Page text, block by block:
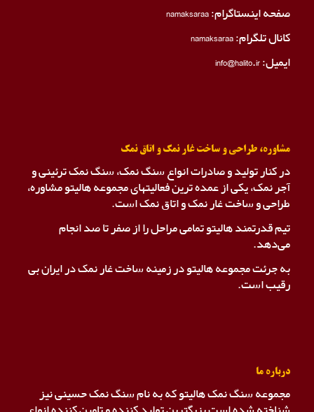
صفحه اینستاگرام:namaksaraa
کانال تلگرام:namaksaraa
ایمیل: info@halito.ir
مشاوره، طراحی و ساخت غار نمک و اتاق نمک
در کنار تولید و صادرات انواع سنگ نمک، سنگ نمک ترئینی و
آجر نمک، یکی از عمده ترین فعالیتهای مجموعه هالیتو مشاوره،
طراحی و ساخت غار نمک و اتاق نمک است.
تیم قدرتمند هالیتو تمامی مراحل را از صفر تا صد انجام
می‌دهد.
به جرئت مجموعه هالیتو در زمینه ساخت غار نمک در ایران بی
رقیب است.
درباره ما
مجموعه سنگ نمک هالیتو که به نام سنگ نمک حسینی نیز